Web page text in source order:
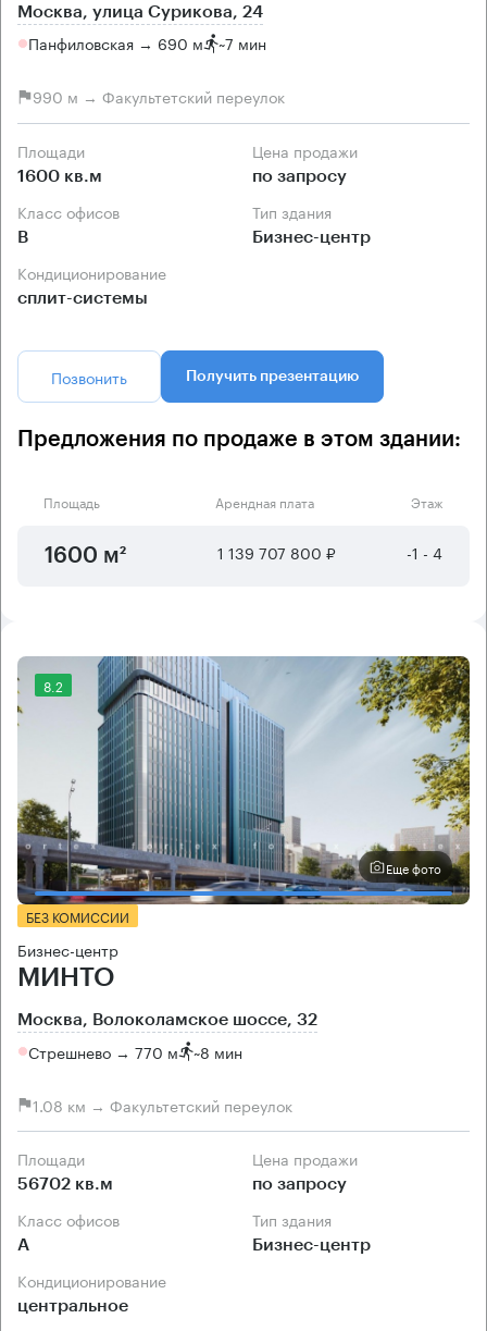
Москва, улица Сурикова, 24
Панфиловская → 690 м ~7 мин
990 м → Факультетский переулок
Площади
1600 кв.м
Цена продажи
по запросу
Класс офисов
B
Тип здания
Бизнес-центр
Кондиционирование
сплит-системы
Позвонить Получить презентацию
Предложения по продаже в этом здании:
Площадь Арендная плата Этаж
1600 м² 1 139 707 800 ₽ -1 - 4
8.2
Еще фото
БЕЗ КОМИССИИ
Бизнес-центр
МИНТО
Москва, Волоколамское шоссе, 32
Стрешнево → 770 м ~8 мин
1.08 км → Факультетский переулок
Площади
56702 кв.м
Цена продажи
по запросу
Класс офисов
А
Тип здания
Бизнес-центр
Кондиционирование
центральное